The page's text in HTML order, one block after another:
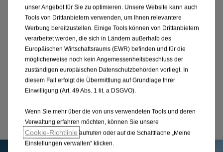
Reichweite, Laden & mehr
Wechsel auf Elektroantrieb? Gute Entscheidung! Die
Vorteile sprechen für sich: Effizient, nachhaltig und
zukunftsorientiert fährt dich der Combo Electric in
die Zukunft.
Mehr erfahren
unser Angebot für Sie zu optimieren. Unsere Website kann auch
Tools von Drittanbietern verwenden, um Ihnen relevantere
Werbung bereitzustellen. Einige Tools können von Drittanbietern
verarbeitet werden, die sich in Ländern außerhalb des
Europäischen Wirtschaftsraums (EWR) befinden und für die
möglicherweise noch kein Angemessenheitsbeschluss der
zuständigen europäischen Datenschutzbehörden vorliegt. In
diesem Fall erfolgt die Übermittlung auf Grundlage Ihrer
Einwilligung (Art. 49 Abs. 1 lit. a DSGVO).
Wenn Sie mehr über die von uns verwendeten Tools und deren
Verwaltung erfahren möchten, können Sie unsere
Cookie‑Richtlinie aufrufen oder auf die Schaltfläche „Meine
Einstellungen verwalten“ klicken.